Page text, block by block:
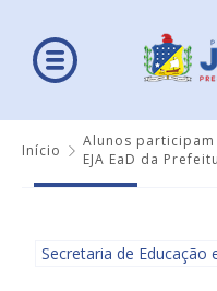
Início
Alunos
EJA EaD da
Secretaria de Educação